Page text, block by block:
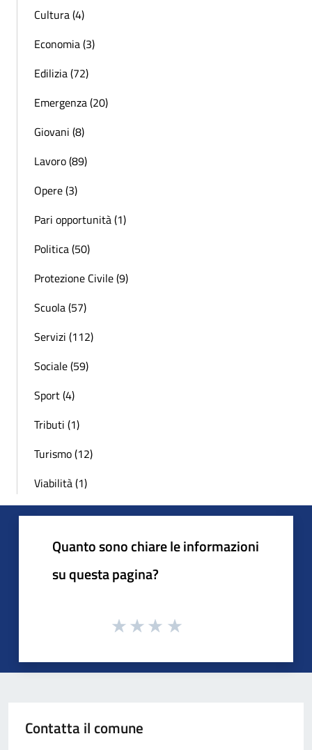
Cultura (4)
Economia (3)
Edilizia (72)
Emergenza (20)
Giovani (8)
Lavoro (89)
Opere (3)
Pari opportunità (1)
Politica (50)
Protezione Civile (9)
Scuola (57)
Servizi (112)
Sociale (59)
Sport (4)
Tributi (1)
Turismo (12)
Viabilità (1)
Quanto sono chiare le informazioni
su questa pagina?
Contatta il comune